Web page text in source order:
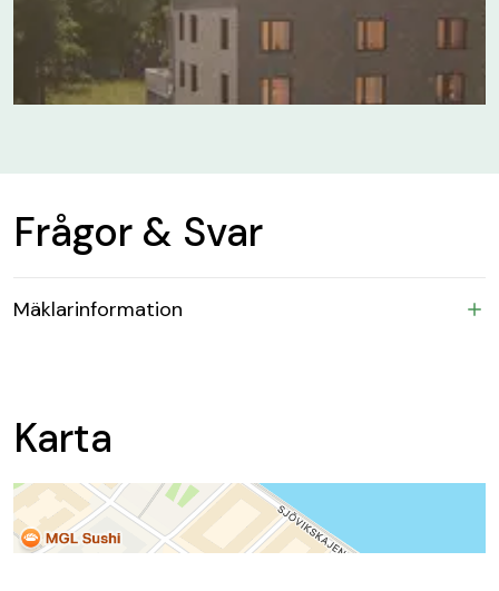
Frågor & Svar
Mäklarinformation
Karta